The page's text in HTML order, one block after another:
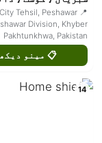
City Tehsil, Peshawar
Division, Khyber
Pakhtunkhwa, Pakistan
📋 مینو
14